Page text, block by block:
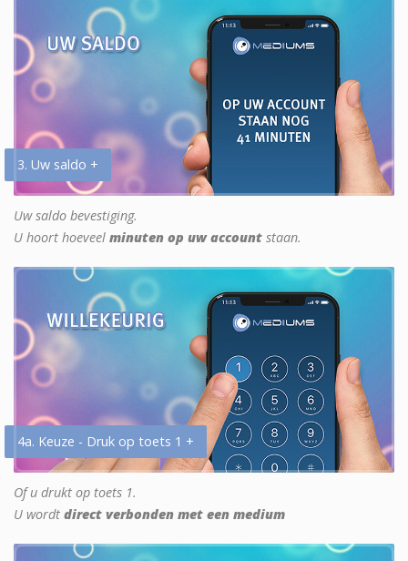
3. Uw saldo +
Uw saldo bevestiging.
U hoort hoeveel minuten op uw account staan.
4a. Keuze - Druk op toets 1 +
Of u drukt op toets 1.
U wordt direct verbonden met een medium